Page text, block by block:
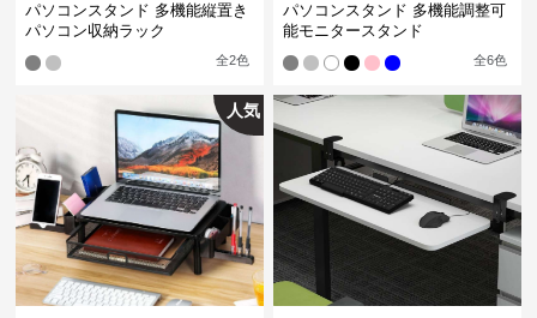
パソコンスタンド 多機能縦置き
パソコン収納ラック
全2色
パソコンスタンド 多機能調整可
能モニタースタンド
全6色
人気